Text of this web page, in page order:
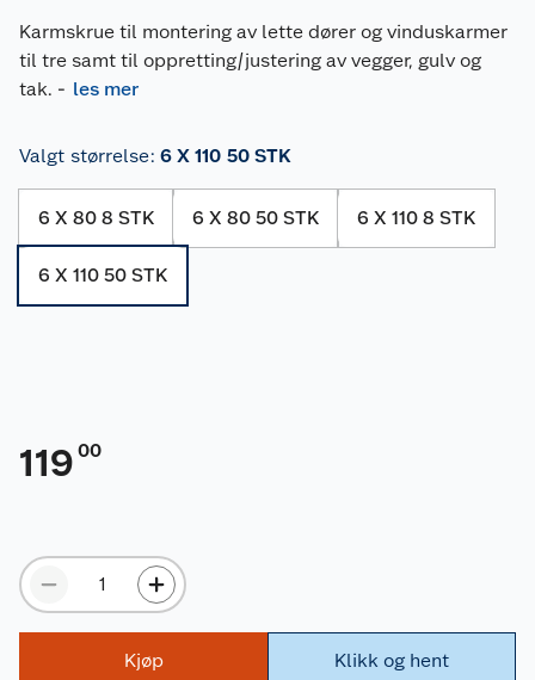
Karmskrue til montering av lette dører og vinduskarmer
til tre samt til oppretting/justering av vegger, gulv og
tak. - les mer
Valgt størrelse: 6 X 110 50 STK
6 X 80 8 STK 6 X 80 50 STK 6 X 110 8 STK
6 X 110 50 STK
119 00
Kjøp Klikk og hent